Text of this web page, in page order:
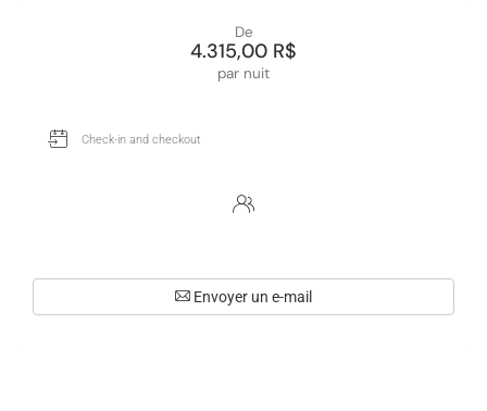
De
4.315,00 R$
par nuit
Envoyer un e-mail